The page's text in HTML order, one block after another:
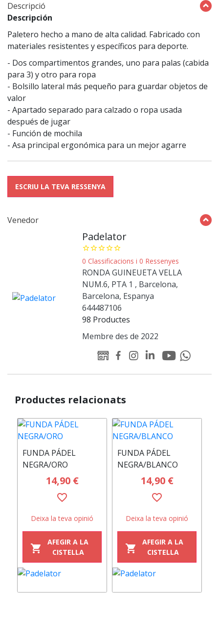
Descripció
Descripción
Paletero hecho a mano de alta calidad. Fabricado con
materiales resistentes y específicos para deporte.
- Dos compartimentos grandes, uno para palas (cabida
para 3) y otro para ropa
- Bolsillo lateral más pequeño para guardar objetos de
valor
- Apartado separado para calzado o ropa usada
después de jugar
- Función de mochila
- Asa principal ergonómica para un mejor agarre
ESCRIU LA TEVA RESSENYA
Venedor
Padelator
star_borderstar_borderstar_borderstar_borderstar_border
0 Classificacions i 0 Ressenyes
RONDA GUINEUETA VELLA
NUM.6, PTA 1 , Barcelona,
Barcelona, Espanya
644487106
98 Productes
Membre des de 2022
WEB
Facebook
Instagram
Linked-
Padelator
Youtube
Padelator
Whatsapp
Productes relacionats
FUNDA PÁDEL
NEGRA/ORO
14,90 €
favorite_border
Deixa la teva opinió
shopping_cart
AFEGIR A LA
CISTELLA
FUNDA PÁDEL
NEGRA/BLANCO
14,90 €
favorite_border
Deixa la teva opinió
shopping_cart
AFEGIR A LA
CISTELLA